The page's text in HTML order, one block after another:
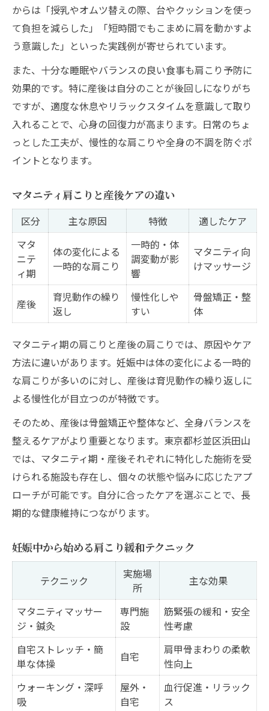
からは「授乳やオムツ替えの際、台やクッションを使っ
て負担を減らした」「短時間でもこまめに肩を動かすよ
う意識した」といった実践例が寄せられています。
また、十分な睡眠やバランスの良い食事も肩こり予防に
効果的です。特に産後は自分のことが後回しになりがち
ですが、適度な休息やリラックスタイムを意識して取り
入れることで、心身の回復力が高まります。日常のちょ
っとした工夫が、慢性的な肩こりや全身の不調を防ぐポ
イントとなります。
マタニティ肩こりと産後ケアの違い
区分 主な原因 特徴
適したケア
マタ
ニテ
ィ期
体の変化による
一時的な肩こり
一時的・体
調変動が影
響
マタニティ向
けマッサージ
産後
育児動作の繰り
返し
慢性化しや
すい
骨盤矯正・整
体
マタニティ期の肩こりと産後の肩こりでは、原因やケア
方法に違いがあります。妊娠中は体の変化による一時的
な肩こりが多いのに対し、産後は育児動作の繰り返しに
よる慢性化が目立つのが特徴です。
そのため、産後は骨盤矯正や整体など、全身バランスを
整えるケアがより重要となります。東京都杉並区浜田山
では、マタニティ期・産後それぞれに特化した施術を受
けられる施設も存在し、個々の状態や悩みに応じたアプ
ローチが可能です。自分に合ったケアを選ぶことで、長
期的な健康維持につながります。
妊娠中から始める肩こり緩和テクニック
テクニック
実施場
所
主な効果
マタニティマッサー
ジ・鍼灸
専門施
設
筋緊張の緩和・安全
性考慮
自宅ストレッチ・簡
単な体操
自宅
肩甲骨まわりの柔軟
性向上
ウォーキング・深呼
吸
屋外・
自宅
血行促進・リラック
ス